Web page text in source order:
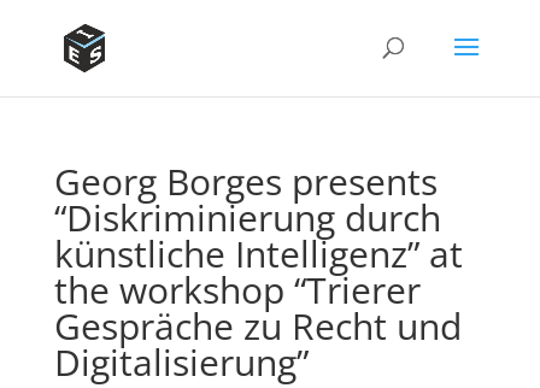
Georg Borges presents
“Diskriminierung durch
künstliche Intelligenz” at
the workshop “Trierer
Gespräche zu Recht und
Digitalisierung”